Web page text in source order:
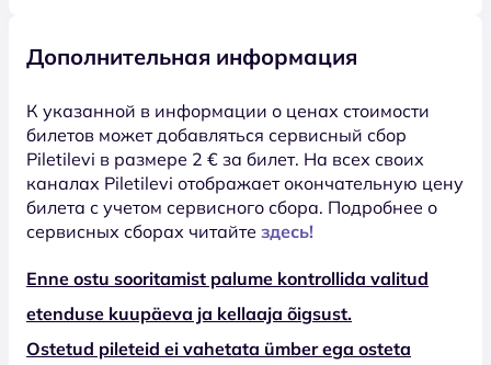
Дополнительная информация
К указанной в информации о ценах стоимости
билетов может добавляться сервисный сбор
Piletilevi в размере 2 € за билет. На всех своих
каналах Piletilevi отображает окончательную цену
билета с учетом сервисного сбора. Подробнее о
сервисных сборах читайте здесь!
Enne ostu sooritamist palume kontrollida valitud
etenduse kuupäeva ja kellaaja õigsust.
Ostetud pileteid ei vahetata ümber ega osteta